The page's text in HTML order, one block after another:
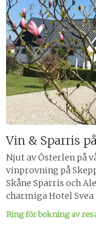
Vin & Sparris
Njut av Österlen på
vinprovning på
Skåne Sparris och
charmiga Hotel
Ring för bokning av